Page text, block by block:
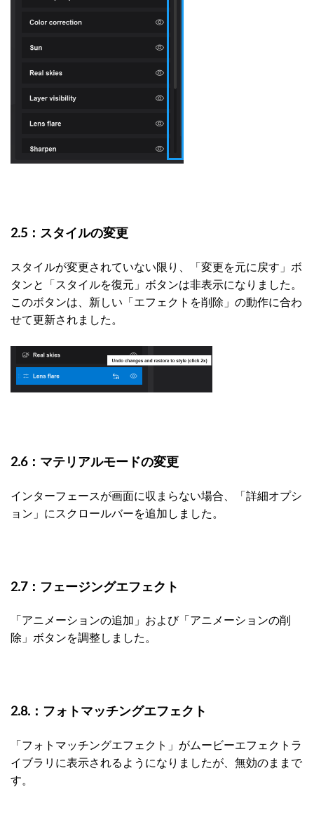
2.5：スタイルの変更
スタイルが変更されていない限り、「変更を元に戻す」ボ
タンと「スタイルを復元」ボタンは非表示になりました。
このボタンは、新しい「エフェクトを削除」の動作に合わ
せて更新されました。
2.6：マテリアルモードの変更
インターフェースが画面に収まらない場合、「詳細オプシ
ョン」にスクロールバーを追加しました。
2.7：フェージングエフェクト
「アニメーションの追加」および「アニメーションの削
除」ボタンを調整しました。
2.8.：フォトマッチングエフェクト
「フォトマッチングエフェクト」がムービーエフェクトラ
イブラリに表示されるようになりましたが、無効のままで
す。